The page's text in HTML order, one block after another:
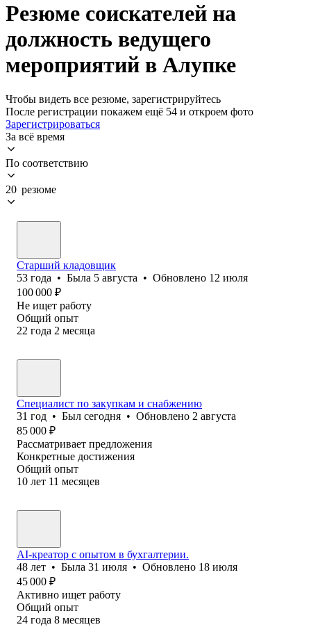
Резюме соискателей на
должность ведущего
мероприятий в Алупке
Чтобы видеть все резюме, зарегистрируйтесь
После регистрации покажем ещё 54 и откроем фото
Зарегистрироваться
За всё время
По соответствию
20 резюме
Старший кладовщик
53 года • Была 5 августа • Обновлено 12 июля
100 000 ₽
Не ищет работу
Общий опыт
22 года 2 месяца
Специалист по закупкам и снабжению
31 год • Был сегодня • Обновлено 2 августа
85 000 ₽
Рассматривает предложения
Конкретные достижения
Общий опыт
10 лет 11 месяцев
AI-креатор с опытом в бухгалтерии.
48 лет • Была 31 июля • Обновлено 18 июля
45 000 ₽
Активно ищет работу
Общий опыт
24 года 8 месяцев